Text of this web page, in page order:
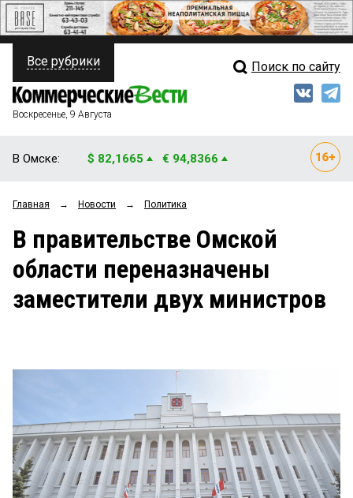
ПОЛИТИКА
ФИНАНСЫ
ОБЩЕСТВО
ЗАКОН
НОВОСТИ КОМПАНИЙ
Свежий выпуск
Рейтинги
Блоги
Архив
Все рубрики Поиск по сайту
Воскресенье, 9 Августа
В Омске: $ 82,1665 € 94,8366
Главная → Новости → Политика
В правительстве Омской
области переназначены
заместители двух министров